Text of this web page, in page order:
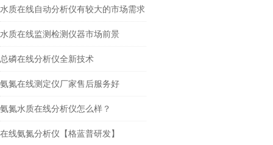
上市
水质在线自动分析仪有较大的市场需求
水质在线监测检测仪器市场前景
总磷在线分析仪全新技术
氨氮在线测定仪厂家售后服务好
氨氮水质在线分析仪怎么样？
在线氨氮分析仪【格蓝普研发】